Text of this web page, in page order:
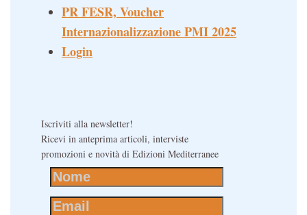
PR FESR, Voucher
Internazionalizzazione PMI 2025
Login
Iscriviti alla newsletter!
Ricevi in anteprima articoli, interviste
promozioni e novità di Edizioni Mediterranee